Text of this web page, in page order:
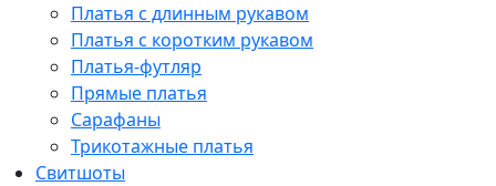
Платья с длинным рукавом
Платья с коротким рукавом
Платья-футляр
Прямые платья
Сарафаны
Трикотажные платья
Свитшоты